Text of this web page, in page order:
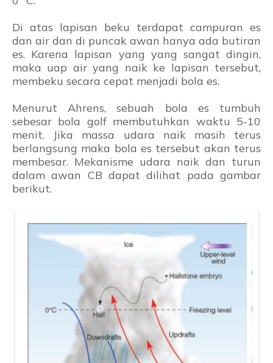
Di atas lapisan beku terdapat campuran es
dan air dan di puncak awan hanya ada butiran
es. Karena lapisan yang yang sangat dingin,
maka uap air yang naik ke lapisan tersebut,
membeku secara cepat menjadi bola es.
Menurut Ahrens, sebuah bola es tumbuh
sebesar bola golf membutuhkan waktu 5-10
menit. Jika massa udara naik masih terus
berlangsung maka bola es tersebut akan terus
membesar. Mekanisme udara naik dan turun
dalam awan CB dapat dilihat pada gambar
berikut.